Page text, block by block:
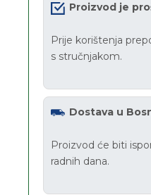
Proizvod je
Prije korištenja
s stručnjakom.
Dostava u
Proizvod će biti
radnih dana.